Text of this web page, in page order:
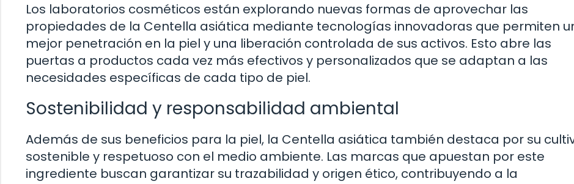
Los laboratorios cosméticos están explorando nuevas formas de aprovechar las
propiedades de la Centella asiática mediante tecnologías innovadoras que permiten
mejor penetración en la piel y una liberación controlada de sus activos. Esto abre las
puertas a productos cada vez más efectivos y personalizados que se adaptan a las
necesidades específicas de cada tipo de piel.
Sostenibilidad y responsabilidad ambiental
Además de sus beneficios para la piel, la Centella asiática también destaca por su
sostenible y respetuoso con el medio ambiente. Las marcas que apuestan por este
ingrediente buscan garantizar su trazabilidad y origen ético, contribuyendo a la